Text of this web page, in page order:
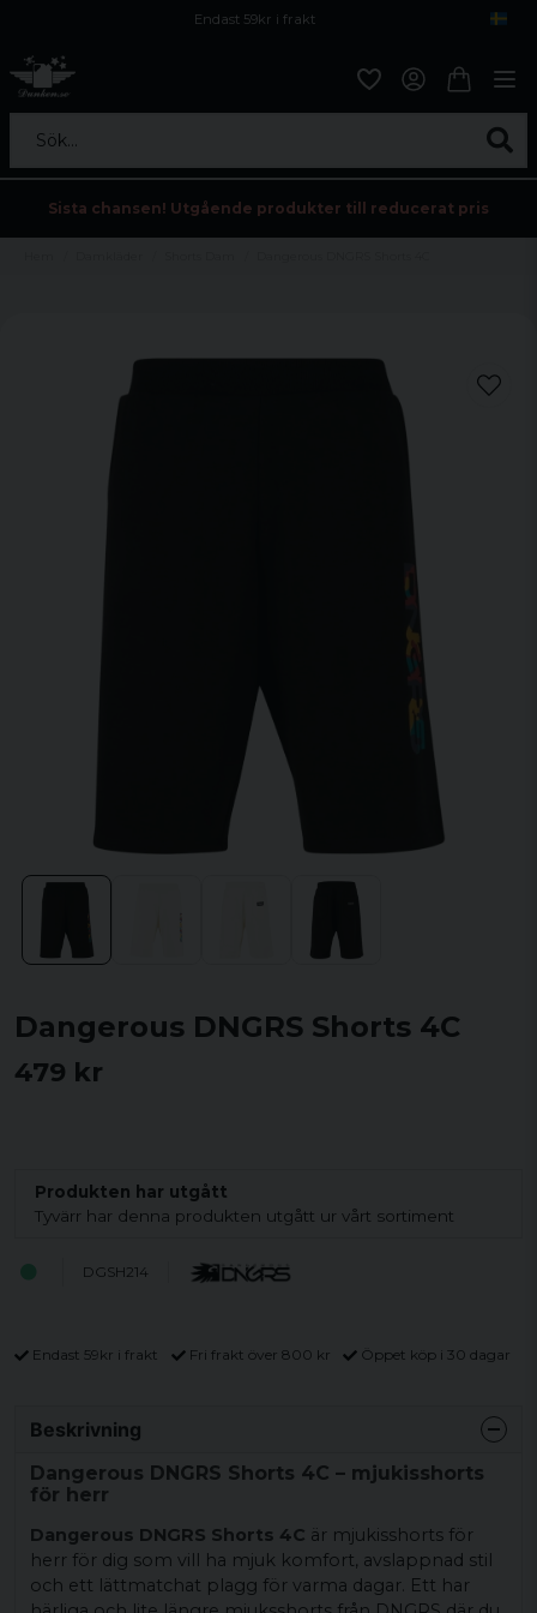
Endast 59kr i frakt
Sök...
Sista chansen! Utgående produkter till reducerat pris
Dangerous DNGRS Shorts 4C
479 kr
Produkten har utgått
Tyvärr har denna produkten utgått ur vårt sortiment
DGSH214
Endast 59kr i frakt Fri frakt över 800 kr Öppet köp i 30 dagar
Beskrivning
Dangerous DNGRS Shorts 4C – mjukisshorts
för herr
Dangerous DNGRS Shorts 4C är mjukisshorts för
herr för dig som vill ha mjuk komfort, avslappnad stil
och ett lättmatchat plagg för varma dagar. Ett har